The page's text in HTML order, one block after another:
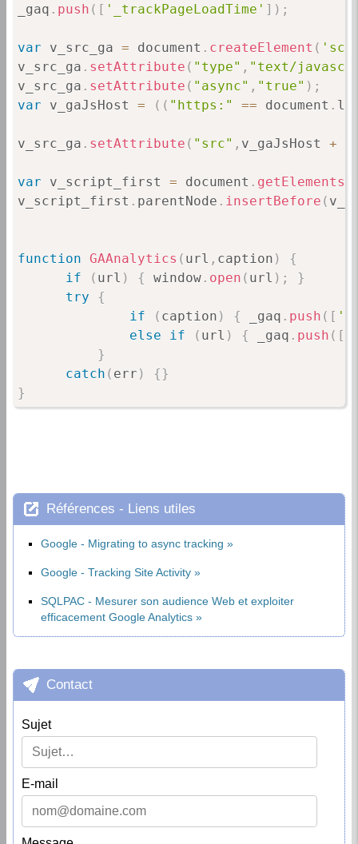
_gaq . push ( [ '_trackPageLoadTime' ] ) ;
var v_src_ga = document . createElement (
v_src_ga . setAttribute ( "type" , "text/
v_src_ga . setAttribute ( "async" , "true" ) ;
var v_gaJsHost = ( ( "https:" == document .
v_src_ga . setAttribute ( "src" , v_gaJsHost +
var v_script_first = document .
v_script_first . parentNode . insertBefore (
function GAAnalytics ( url , caption )
{
if
( url ) { window. open ( url ) ;
}
try
{
if
( caption ) { _gaq . push ( [
else
if ( url ) { _gaq . push ( [
}
catch ( err ) {}
}
Références - Liens utiles
Google - Migrating to async tracking
Google - Tracking Site Activity
SQLPAC - Mesurer son audience Web et exploiter
efficacement Google Analytics
Contact
Sujet
E-mail